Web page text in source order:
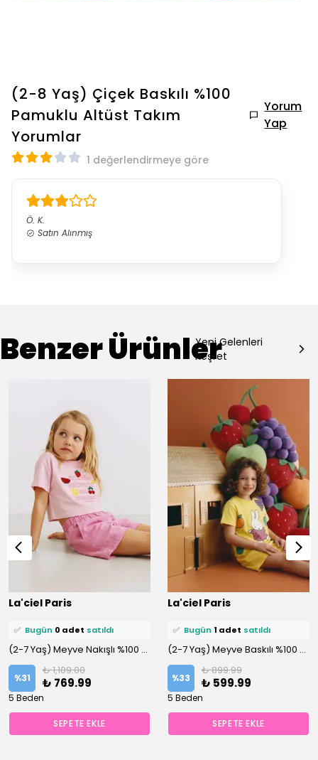
(2-8 Yaş) Çiçek Baskılı %100
Pamuklu Altüst Takım
Yorumlar
Yorum
Yap
1 değerlendirmeye göre
Ö. K.
Satın Alınmış
Benzer ÜrünlerYeni Gelenleri
Keşfet
La'ciel Paris
⭐️ Bu ürünü1 kişifavoriledi!
✅ Bugün 0 adet satıldı
(2-7 Yaş) Meyve Nakışlı %100 Pamuklu Keten Şortlu Altüst Takım
%31
₺ 1,109.00
₺ 769.99
5 Beden
SEPETE EKLE
La'ciel Paris
⭐️ Bu ürünü2 kişifavoriledi!
✅ Bugün 1 adet satıldı
(2-7 Yaş) Meyve Baskılı %100 Pamuklu Şortlu Altüst Takım
%33
₺ 899.99
₺ 599.99
5 Beden
SEPETE EKLE